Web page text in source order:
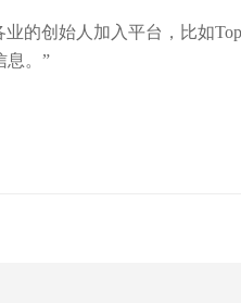
的创始人加入平台，比如
息。”